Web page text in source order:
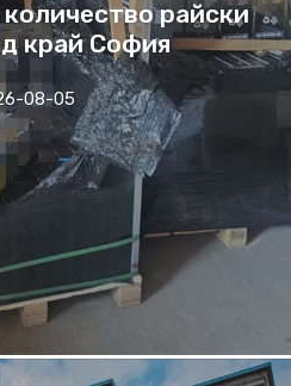
райски
край София
08-05